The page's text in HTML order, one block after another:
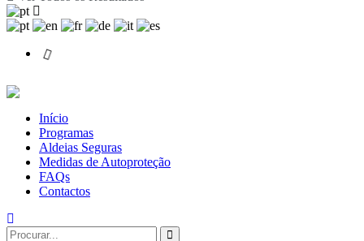
Início
Programas
Aldeias Seguras
Medidas de Autoproteção
FAQs
Contactos